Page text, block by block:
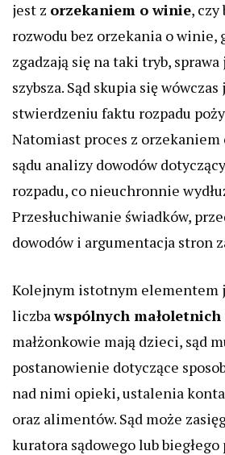
jest z orzekaniem o winie, czy
rozwodu bez orzekania o winie,
zgadzają się na taki tryb,
szybsza. Sąd skupia się
stwierdzeniu faktu rozpadu
Natomiast proces z
sądu analizy dowodów
rozpadu, co nieuchronnie
Przesłuchiwanie świadków,
dowodów i argumentacja stron
Kolejnym istotnym elementem
liczbawspólnych
małżonkowie mają dzieci, sąd
postanowienie dotyczące
nad nimi opieki, ustalenia
oraz alimentów. Sąd może
kuratora sądowego lub biegłego